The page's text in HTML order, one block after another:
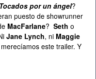
Tocados por un ángel?
puesto de showrunner
MacFarlane? Seth o
Jane Lynch, ni Maggie
este trailer. Y